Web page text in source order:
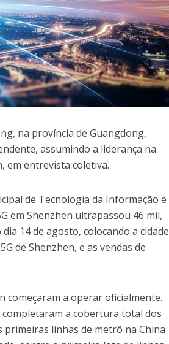
na província de Guangdong,
assumindo a liderança na
em entrevista coletiva.
de Tecnologia da Informação e
em Shenzhen ultrapassou 46 mil,
14 de agosto, colocando a cidade
de Shenzhen, e as vendas de
começaram a operar oficialmente.
a cobertura total dos
primeiras linhas de metrô na China